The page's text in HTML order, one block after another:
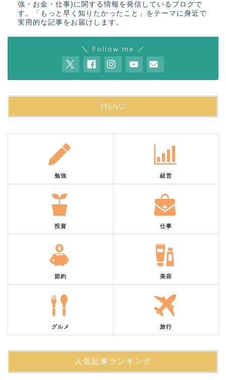
強・お金・仕事)に関する情報を発信しているブログで
す。「もっと早く知りたかったこと」をテーマに身近で
実用的な記事をお届けします。
＼ Follow me ／
MENU
勉強 経営
投資 仕事
節約 美容
グルメ 旅行
人気記事ランキング